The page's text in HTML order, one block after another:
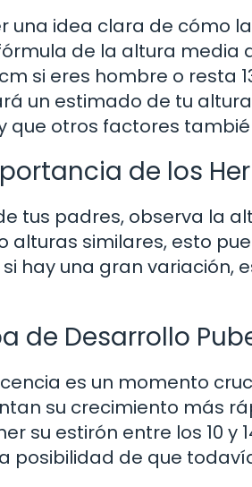
una idea clara de cómo
de la altura media
si eres hombre o resta
un estimado de tu
que otros factores
de los
tus padres, observa la
alturas similares, esto
hay una gran variación,
de Desarrollo
es un momento
su crecimiento más
su estirón entre los 10
posibilidad de que